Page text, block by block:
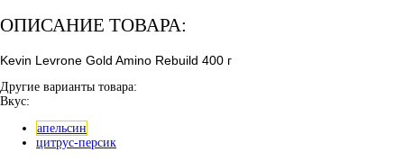
ОПИСАНИЕ ТОВАРА:
Kevin Levrone Gold Amino Rebuild 400 г
Другие варианты товара:
Вкус:
апельсин
цитрус-персик